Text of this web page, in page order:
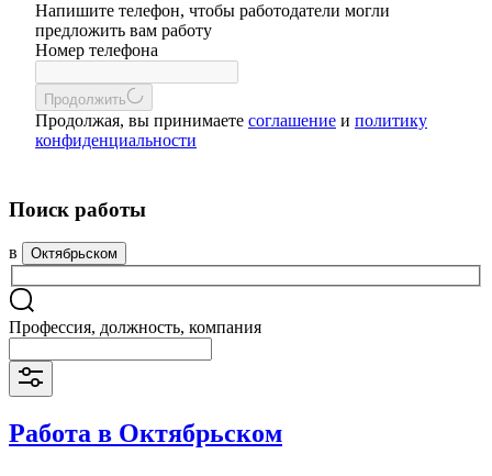
Напишите телефон, чтобы работодатели могли
предложить вам работу
Номер телефона
Продолжить
Продолжая, вы принимаете соглашение и политику
конфиденциальности
Поиск работы
в Октябрьском
Профессия, должность, компания
Работа в Октябрьском